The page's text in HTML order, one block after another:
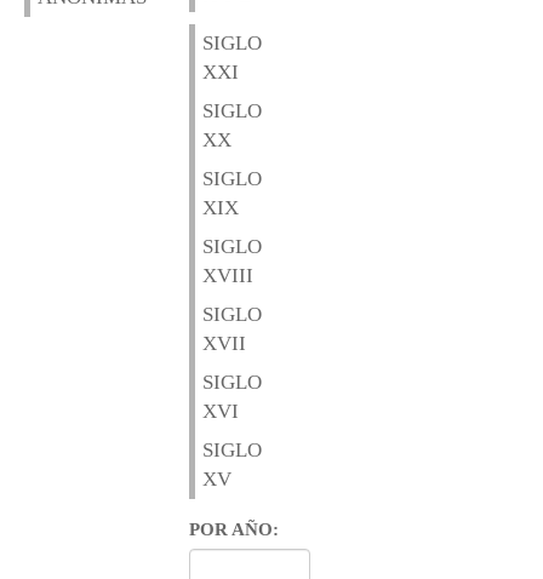
SIGLO
XXI
SIGLO
XX
SIGLO
XIX
SIGLO
XVIII
SIGLO
XVII
SIGLO
XVI
SIGLO
XV
POR AÑO: